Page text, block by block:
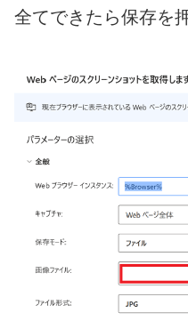
全てできたら保存を